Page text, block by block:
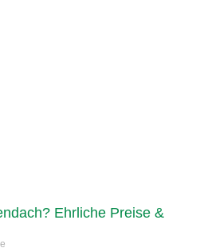
Ehrliche Preise &